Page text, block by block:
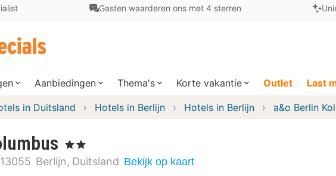
Gasten waarderen ons met 4 sterren
Aanbiedingen Thema's Korte vakantie Outlet Last
in Duitsland Hotels in Berlijn Hotels in Berlijn a&o Berlin
, 2 Sterren
13055 Berlijn Duitsland Bekijk op kaart